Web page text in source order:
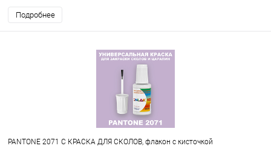
Подробнее
PANTONE 2071 C КРАСКА ДЛЯ СКОЛОВ, флакон с кисточкой